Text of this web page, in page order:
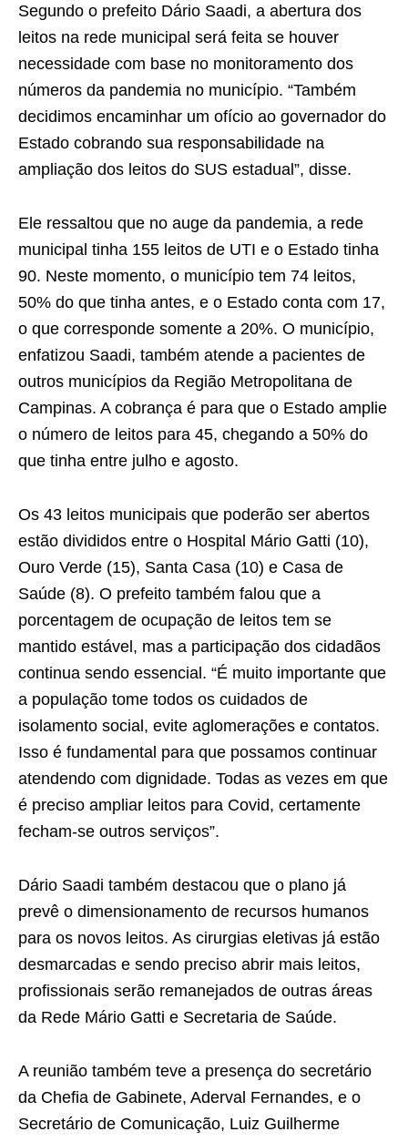
Segundo o prefeito Dário Saadi, a abertura dos
leitos na rede municipal será feita se houver
necessidade com base no monitoramento dos
números da pandemia no município. “Também
decidimos encaminhar um ofício ao governador do
Estado cobrando sua responsabilidade na
ampliação dos leitos do SUS estadual”, disse.
Ele ressaltou que no auge da pandemia, a rede
municipal tinha 155 leitos de UTI e o Estado tinha
90. Neste momento, o município tem 74 leitos,
50% do que tinha antes, e o Estado conta com 17,
o que corresponde somente a 20%. O município,
enfatizou Saadi, também atende a pacientes de
outros municípios da Região Metropolitana de
Campinas. A cobrança é para que o Estado amplie
o número de leitos para 45, chegando a 50% do
que tinha entre julho e agosto.
Os 43 leitos municipais que poderão ser abertos
estão divididos entre o Hospital Mário Gatti (10),
Ouro Verde (15), Santa Casa (10) e Casa de
Saúde (8). O prefeito também falou que a
porcentagem de ocupação de leitos tem se
mantido estável, mas a participação dos cidadãos
continua sendo essencial. “É muito importante que
a população tome todos os cuidados de
isolamento social, evite aglomerações e contatos.
Isso é fundamental para que possamos continuar
atendendo com dignidade. Todas as vezes em que
é preciso ampliar leitos para Covid, certamente
fecham-se outros serviços”.
Dário Saadi também destacou que o plano já
prevê o dimensionamento de recursos humanos
para os novos leitos. As cirurgias eletivas já estão
desmarcadas e sendo preciso abrir mais leitos,
profissionais serão remanejados de outras áreas
da Rede Mário Gatti e Secretaria de Saúde.
A reunião também teve a presença do secretário
da Chefia de Gabinete, Aderval Fernandes, e o
Secretário de Comunicação, Luiz Guilherme